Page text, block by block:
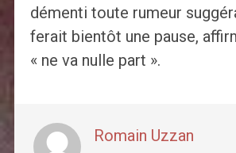
démenti toute rumeur
ferait bientôt une pause,
« ne va nulle part ».
Romain Uzzan